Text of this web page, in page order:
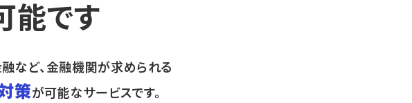
能です
など、金融機関が求められる
策が可能なサービスです。